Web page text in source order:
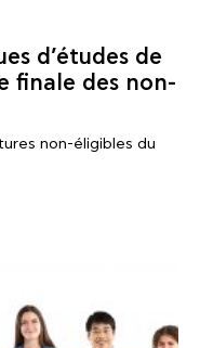
d’études de
finale des non-
non-éligibles du